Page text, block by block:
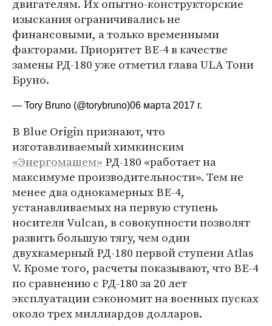
двигателям. Их опытно-конструкторские
изыскания ограничивались не
финансовыми, а только временными
факторами. Приоритет BE-4 в качестве
замены РД-180 уже отметил глава ULA Тони
Бруно.
— Tory Bruno (@torybruno)06 марта 2017 г.
В Blue Origin признают, что
изготавливаемый химкинским
«Энергомашем» РД-180 «работает на
максимуме производительности». Тем не
менее два однокамерных BE-4,
устанавливаемых на первую ступень
носителя Vulcan, в совокупности позволят
развить большую тягу, чем один
двухкамерный РД-180 первой ступени Atlas
V. Кроме того, расчеты показывают, что BE-4
по сравнению с РД-180 за 20 лет
эксплуатации сэкономит на военных пусках
около трех миллиардов долларов.